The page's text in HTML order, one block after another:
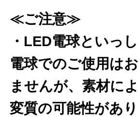
≪ご注意≫
・LED電球といっ
電球でのご使用は
ませんが、素材に
変質の可能性があり